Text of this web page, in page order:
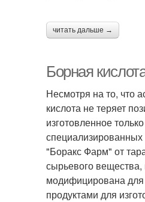
читать дальше →
Борная
Несмотря на то, что
кислота не теряет
изготовленное
"Боракс Фарм" от
сырьевого вещества,
модифицирована
продуктами для